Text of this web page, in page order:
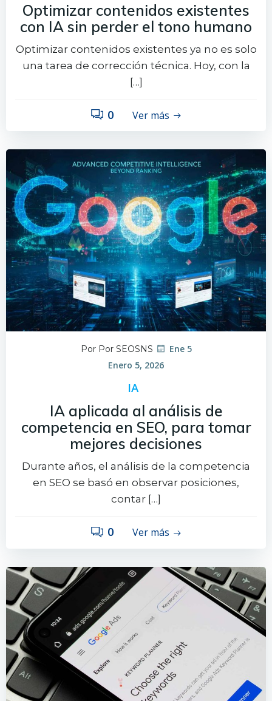
Optimizar contenidos existentes
con IA sin perder el tono humano
Optimizar contenidos existentes ya no es solo
una tarea de corrección técnica. Hoy, con la
[…]
0 Ver más
Por Por SEOSNS
Ene 5
Enero 5, 2026
IA
IA aplicada al análisis de
competencia en SEO, para tomar
mejores decisiones
Durante años, el análisis de la competencia
en SEO se basó en observar posiciones,
contar […]
0 Ver más